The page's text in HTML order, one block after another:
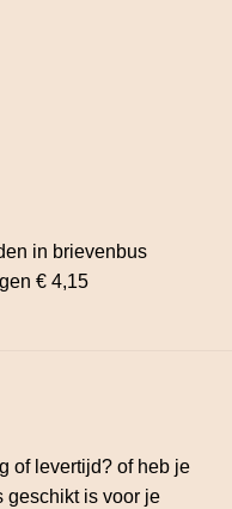
in brievenbus
€ 4,15
of levertijd? of heb je
geschikt is voor je